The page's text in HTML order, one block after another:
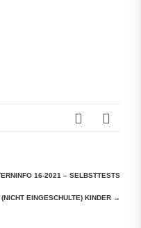
16-2021 – SELBSTTESTS
(NICHT EINGESCHULTE) KINDER →